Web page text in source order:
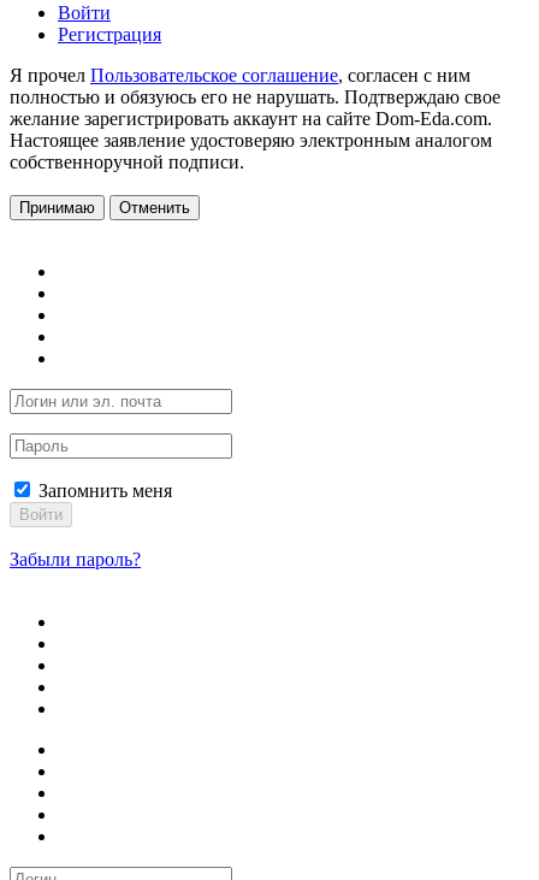
Войти
Регистрация
Я прочел Пользовательское соглашение, согласен с ним
полностью и обязуюсь его не нарушать. Подтверждаю свое
желание зарегистрировать аккаунт на сайте Dom-Eda.com.
Настоящее заявление удостоверяю электронным аналогом
собственноручной подписи.
Принимаю Отменить
Запомнить меня
Войти
Забыли пароль?